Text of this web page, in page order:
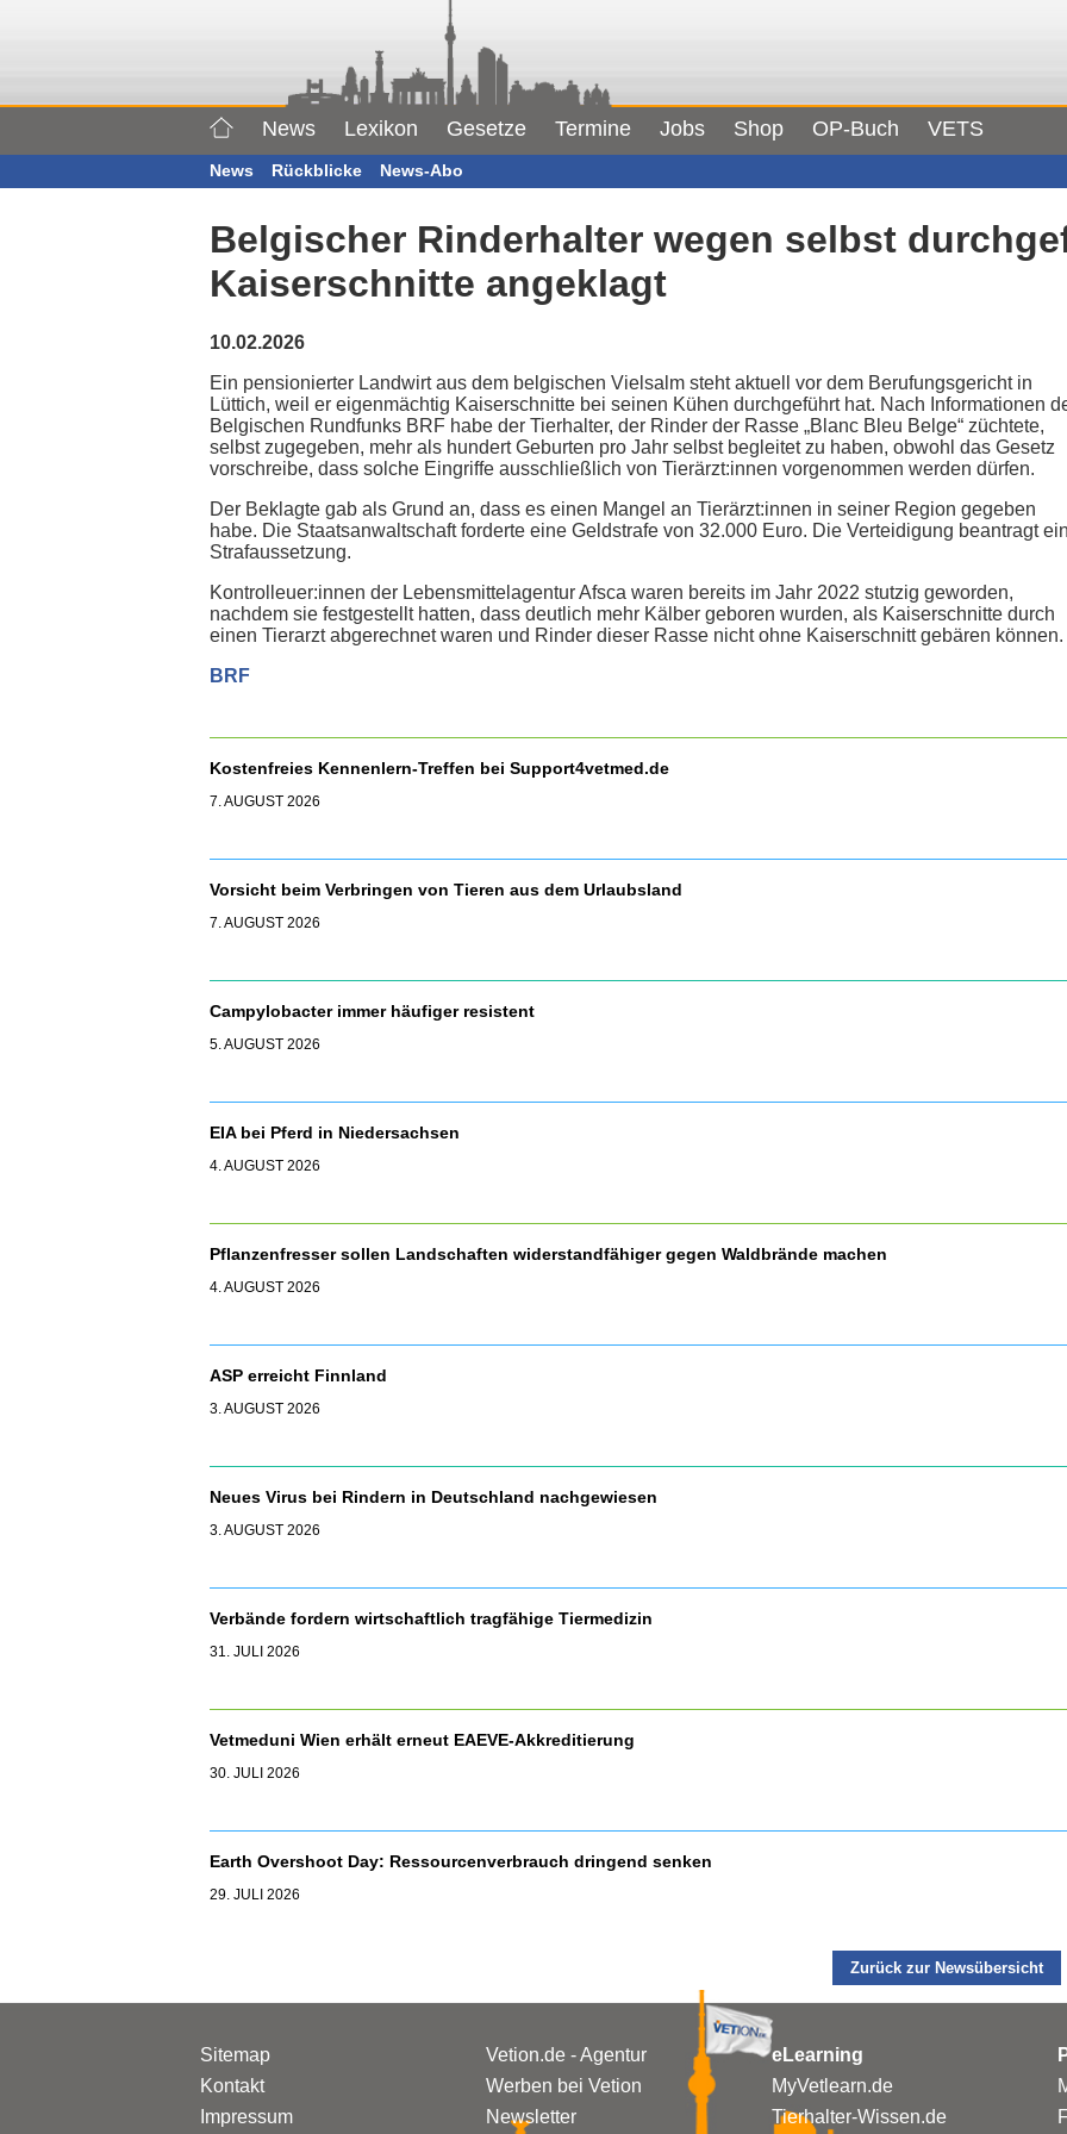
News Lexikon Gesetze Termine Jobs Shop OP-Buch VETS
News Rückblicke News-Abo
Belgischer Rinderhalter wegen selbst
Kaiserschnitte angeklagt
10.02.2026
Ein pensionierter Landwirt aus dem belgischen Vielsalm steht aktuell vor dem Berufungsgericht in
Lüttich, weil er eigenmächtig Kaiserschnitte bei seinen Kühen durchgeführt hat. Nach Informationen
Belgischen Rundfunks BRF habe der Tierhalter, der Rinder der Rasse „Blanc Bleu Belge“ züchtete,
selbst zugegeben, mehr als hundert Geburten pro Jahr selbst begleitet zu haben, obwohl das Gesetz
vorschreibe, dass solche Eingriffe ausschließlich von Tierärzt:innen vorgenommen werden dürfen.
Der Beklagte gab als Grund an, dass es einen Mangel an Tierärzt:innen in seiner Region gegeben
habe. Die Staatsanwaltschaft forderte eine Geldstrafe von 32.000 Euro. Die Verteidigung beantragt
Strafaussetzung.
Kontrolleuer:innen der Lebensmittelagentur Afsca waren bereits im Jahr 2022 stutzig geworden,
nachdem sie festgestellt hatten, dass deutlich mehr Kälber geboren wurden, als Kaiserschnitte durch
einen Tierarzt abgerechnet waren und Rinder dieser Rasse nicht ohne Kaiserschnitt gebären können.
BRF
Kostenfreies Kennenlern-Treffen bei Support4vetmed.de
7. AUGUST 2026
Vorsicht beim Verbringen von Tieren aus dem Urlaubsland
7. AUGUST 2026
Campylobacter immer häufiger resistent
5. AUGUST 2026
EIA bei Pferd in Niedersachsen
4. AUGUST 2026
Pflanzenfresser sollen Landschaften widerstandfähiger gegen Waldbrände machen
4. AUGUST 2026
ASP erreicht Finnland
3. AUGUST 2026
Neues Virus bei Rindern in Deutschland nachgewiesen
3. AUGUST 2026
Verbände fordern wirtschaftlich tragfähige Tiermedizin
31. JULI 2026
Vetmeduni Wien erhält erneut EAEVE-Akkreditierung
30. JULI 2026
Earth Overshoot Day: Ressourcenverbrauch dringend senken
29. JULI 2026
Zurück zur Newsübersicht
Sitemap
Kontakt
Impressum
Vetion.de - Agentur
Werben bei Vetion
Newsletter
eLearning
MyVetlearn.de
Tierhalter-Wissen.de